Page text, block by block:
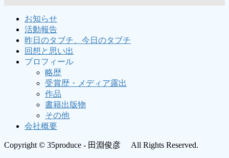
お知らせ
活動報告
昨日のタブチ、今日のタブチ
回想と思い出
プロフィール
略歴
受賞歴・メディア露出
作品
書籍出版物
その他
会社概要
Copyright © 35produce - 田淵俊彦 All Rights Reserved.